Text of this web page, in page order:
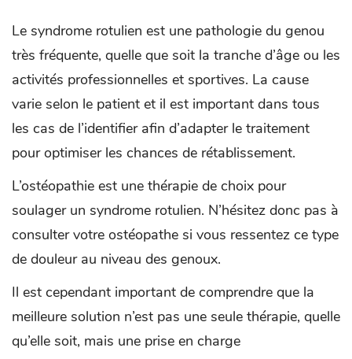
Le syndrome rotulien est une pathologie du genou
très fréquente, quelle que soit la tranche d’âge ou les
activités professionnelles et sportives. La cause
varie selon le patient et il est important dans tous
les cas de l’identifier afin d’adapter le traitement
pour optimiser les chances de rétablissement.
L’ostéopathie est une thérapie de choix pour
soulager un syndrome rotulien. N’hésitez donc pas à
consulter votre ostéopathe si vous ressentez ce type
de douleur au niveau des genoux.
Il est cependant important de comprendre que la
meilleure solution n’est pas une seule thérapie, quelle
qu’elle soit, mais une prise en charge